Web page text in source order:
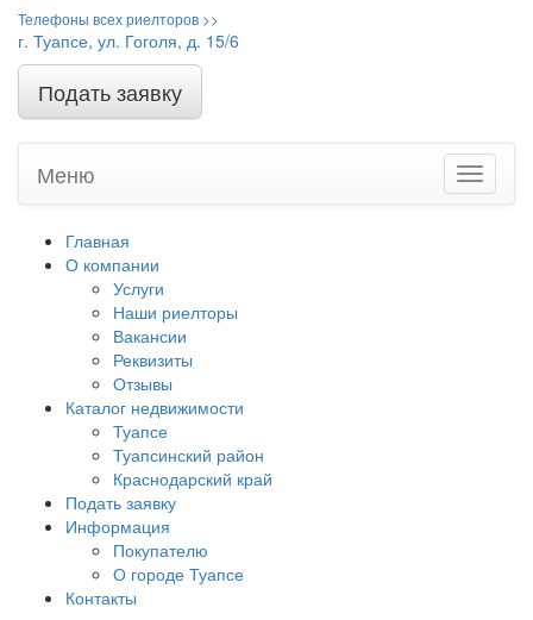
Телефоны всех риелторов >>
г. Туапсе, ул. Гоголя, д. 15/6
Подать заявку
Меню
Toggle
Главная
О компании
Услуги
Наши риелторы
Вакансии
Реквизиты
Отзывы
Каталог недвижимости
Туапсе
Туапсинский район
Краснодарский край
Подать заявку
Информация
Покупателю
О городе Туапсе
Контакты